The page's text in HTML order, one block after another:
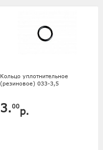
Кольцо уплотнительное
(резиновое) 033-3,5
3.00р.